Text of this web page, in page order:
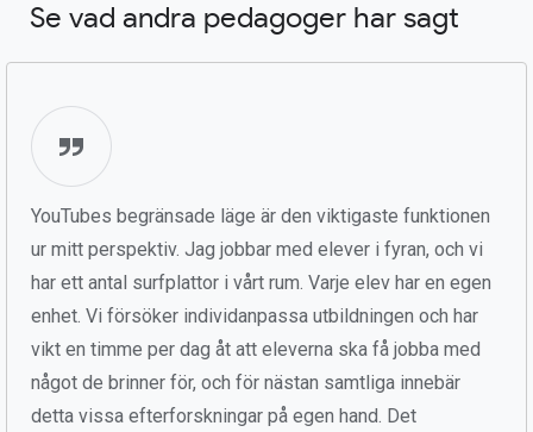
Se vad andra pedagoger har sagt
YouTubes begränsade läge är den viktigaste funktionen
ur mitt perspektiv. Jag jobbar med elever i fyran, och vi
har ett antal surfplattor i vårt rum. Varje elev har en egen
enhet. Vi försöker individanpassa utbildningen och har
vikt en timme per dag åt att eleverna ska få jobba med
något de brinner för, och för nästan samtliga innebär
detta vissa efterforskningar på egen hand. Det